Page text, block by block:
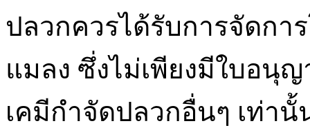
ปลวกควรได้รับการจัดกา
แมลง ซึ่งไม่เพียงมีใบอนุ
เคมีกำจัดปลวกอื่นๆ เท่า